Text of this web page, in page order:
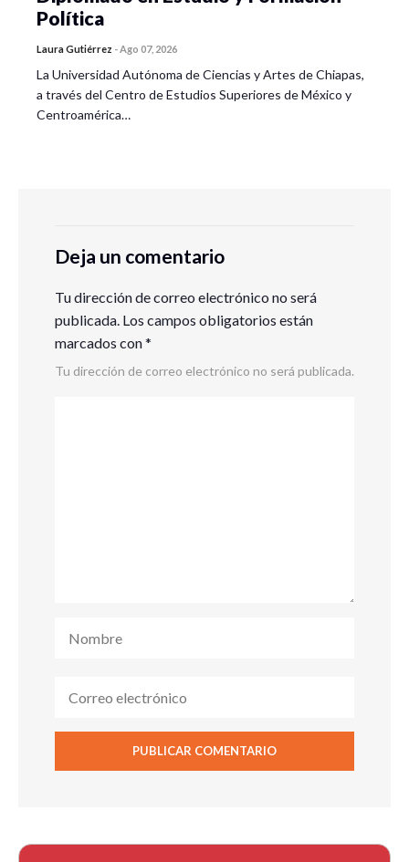
Política
Laura Gutiérrez -Ago 07, 2026
La Universidad Autónoma de Ciencias y Artes de Chiapas,
a través del Centro de Estudios Superiores de México y
Centroamérica…
Deja un comentario
Tu dirección de correo electrónico no será
publicada. Los campos obligatorios están
marcados con*
Tu dirección de correo electrónico no será publicada.